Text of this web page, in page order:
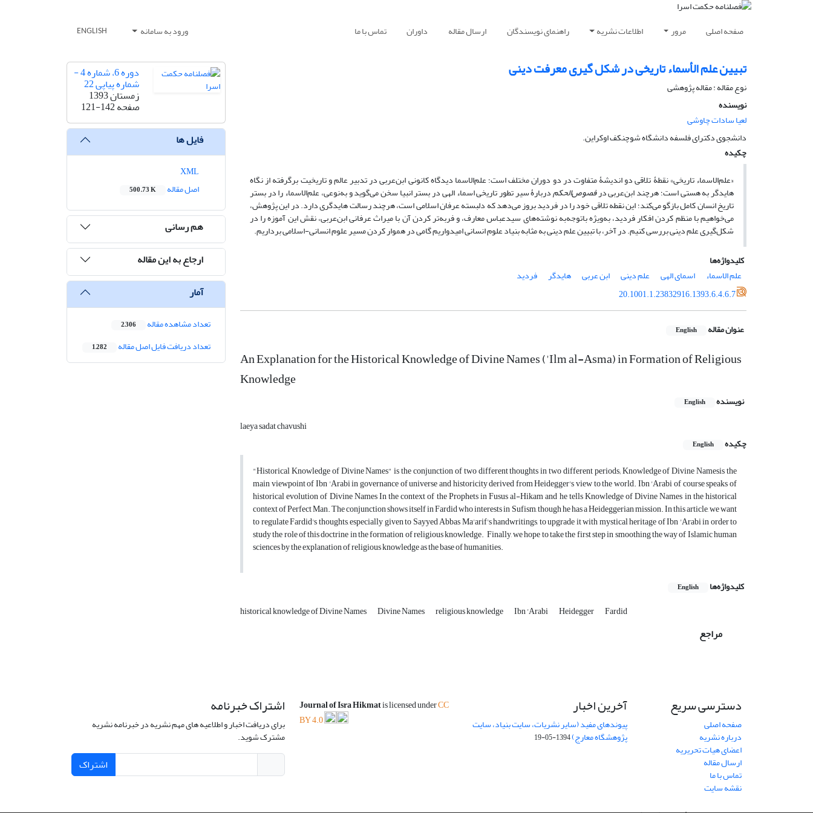
صفحه اصلی مرور اطلاعات نشریه راهنمای نویسندگان ارسال مقاله داوران تماس با ما ورود به سامانه ENGLISH
تبیین علم الأسماء تاریخی در شکل گیری معرفت دینی
نوع مقاله : مقاله پژوهشی
نویسنده
لعیا سادات چاوشی
دانشجوی دکترای فلسفه دانشگاه شوچنکف اوکراین.
چکیده
«علم‌الاسماء تاریخی» نقطۀ تلاقی دو اندیشۀ متفاوت در دو دوران مختلف است؛ علم‌الاسما دیدگاه کانونی ابن‌عربی در تدبیر عالم و تاریخیت برگرفته از نگاه
هایدگر به هستی است؛ هرچند ابن‌عربی درفصوص‌الحکمدربارۀ سیر تطور تاریخی اسماء الهی در بستر انبیا سخن می‌گوید و به‌نوعی، علم‌الاسماء را در بستر
تاریخ انسان کامل بازگو می‌کند؛ این نقطه تلاقی خود را در فردید بروز می‌دهد که دلبسته عرفان اسلامی است، هرچند رسالت هایدگری دارد. در این پژوهش،
می‌خواهیم با منظم کردن افکار فردید، به‌ویژه باتوجه‌به نوشته‌های سیدعباس معارف، و فربه‌تر کردن آن با میراث عرفانی ابن‌عربی، نقش این آموزه را در
شکل‌گیری علم دینی بررسی کنیم. در آخر، با تبیین علم دینی به مثابه بنیاد علوم انسانی امیدواریم گامی در هموار کردن مسیر علوم انسانی-اسلامی برداریم.
کلیدواژه‌ها
علم الاسماء
اسمای الهی علم دینی ابن عربی هایدگر
فردید
20.1001.1.23832916.1393.6.4.6.7
عنوان مقاله English
An Explanation for the Historical Knowledge of Divine Names ('Ilm al-Asma) in Formation of Religious
Knowledge
نویسنده English
laeya sadat chavushi
چکیده
English
"Historical Knowledge of Divine Names" is the conjunction of two different thoughts in two different periods; Knowledge of Divine Namesis the
main viewpoint of Ibn 'Arabi in governance of universe and historicity derived from Heidegger's view to the world. Ibn 'Arabi of course speaks of
historical evolution of Divine Names In the context of the Prophets in Fusus al-Hikam and he tells Knowledge of Divine Names in the historical
context of Perfect Man. The conjunction shows itself in Fardid who interests in Sufism, though he has a Heideggerian mission. In this article, we want
to regulate Fardid's thoughts, especially given to Sayyed Abbas Ma'arif's handwritings, to upgrade it with mystical heritage of Ibn 'Arabi in order to
study the role of this doctrine in the formation of religious knowledge. Finally, we hope to take the first step in smoothing the way of Islamic human
sciences by the explanation of religious knowledge as the base of humanities.
کلیدواژه‌ها English
historical knowledge of Divine Names Divine Names religious knowledge Ibn 'Arabi Heidegger Fardid
مراجع
دوره 6، شماره 4 -
شماره پیاپی 22
زمستان 1393
صفحه121-142
فایل ها
اصل مقاله
500.73 K
هم رسانی
ارجاع به این مقاله
آمار
تعداد مشاهده مقاله 2,306
تعداد دریافت فایل اصل مقاله 1,282
دسترسی سریع
صفحه اصلی
درباره نشریه
اعضای هیات تحریریه
ارسال مقاله
تماس با ما
نقشه سایت
آخرین اخبار
پیوندهای مفید (سایر نشریات، سایت بنیاد، سایت
پژوهشگاه معارج)1394-05-19
Journal of Isra Hikmatis licensed underCC
BY 4.0
اشتراک خبرنامه
برای دریافت اخبار و اطلاعیه های مهم نشریه در خبرنامه نشریه
مشترک شوید.
اشتراک